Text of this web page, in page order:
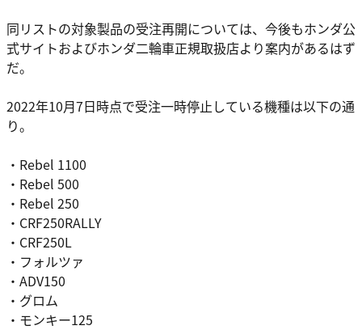
同リストの対象製品の受注再開については、今後もホンダ公
式サイトおよびホンダ二輪車正規取扱店より案内があるはず
だ。
2022年10月7日時点で受注一時停止している機種は以下の通
り。
・Rebel 1100
・Rebel 500
・Rebel 250
・CRF250RALLY
・CRF250L
・フォルツァ
・ADV150
・グロム
・モンキー125